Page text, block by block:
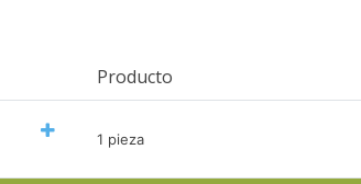
Producto
1 pieza